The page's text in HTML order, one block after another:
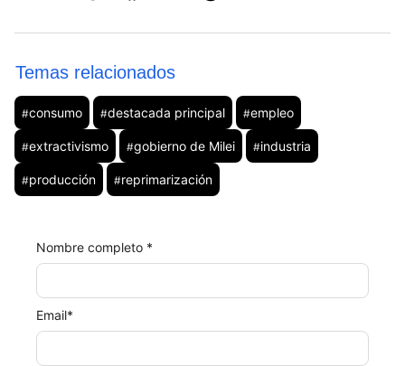
Temas relacionados
#consumo #destacada principal #empleo
#extractivismo #gobierno de Milei #industria
#producción #reprimarización
Nombre completo *
Email*